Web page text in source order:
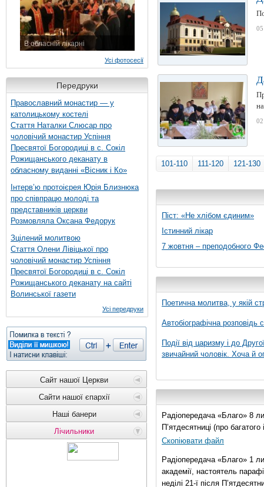
В обласній лікарні
Усі фотосесії
Передруки
Православний монастир — у
католицькому костелі
Стаття Наталки Слюсар про
чоловічий монастир Успіння
Пресвятої Богородиці в с. Сокіл
Рожищанського деканату в
обласному виданні «Вісник і Ко»
Інтерв’ю протоієрея Юрія Близнюка
про співпрацю молоді та
представників церкви
Розмовляла Оксана Федорук
Зцілений молитвою
Стаття Олени Лівіцької про
чоловічий монастир Успіння
Пресвятої Богородиці в с. Сокіл
Рожищанського деканату на сайті
Волинської газети
Усі передруки
Сайт нашої Церкви
Сайти нашої єпархії
Наші банери
Лічильники
05
02
101-110 111-120 121-130
Піст: «Не хлібом єдиним»
Істинний лікар
7 жовтня – преподобного
Поетична молитва, у якій
Автобіографічна розповідь
Події від царизму і до
звичайний чоловік. Хоча й
Радіопередача «Благо» 8
П’ятдесятниці (про
Скопіювати файл
Радіопередача «Благо» 1
академії, настоятель
неділі 21-ї після